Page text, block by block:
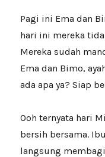
Pagi ini Ema dan
hari ini mereka
Mereka sudah
Ema dan Bimo,
ada apa ya? Siap
Ooh ternyata hari
bersih bersama.
langsung